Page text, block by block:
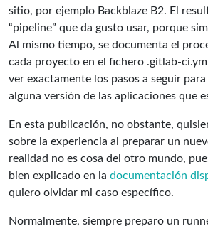
sitio, por ejemplo Backblaze B2. El
“pipeline” que da gusto usar, porque
Al mismo tiempo, se documenta el
cada proyecto en el fichero .gitlab-
ver exactamente los pasos a seguir
alguna versión de las aplicaciones que
En esta publicación, no obstante,
sobre la experiencia al preparar un
realidad no es cosa del otro mundo,
bien explicado en la documentación
quiero olvidar mi caso específico.
Normalmente, siempre preparo un